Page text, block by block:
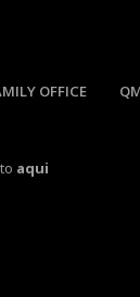
OFFICE
aqui